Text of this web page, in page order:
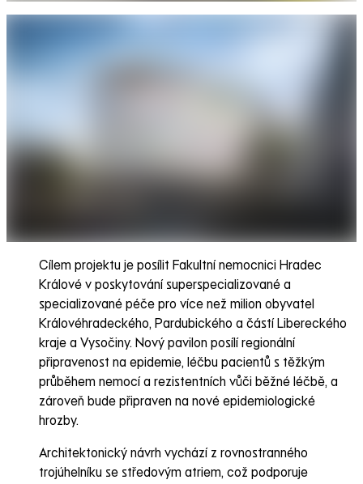
Cílem projektu je posílit Fakultní nemocnici Hradec
Králové v poskytování superspecializované a
specializované péče pro více než milion obyvatel
Královéhradeckého, Pardubického a částí Libereckého
kraje a Vysočiny. Nový pavilon posílí regionální
připravenost na epidemie, léčbu pacientů s těžkým
průběhem nemocí a rezistentních vůči běžné léčbě, a
zároveň bude připraven na nové epidemiologické
hrozby.
Architektonický návrh vychází z rovnostranného
trojúhelníku se středovým atriem, což podporuje